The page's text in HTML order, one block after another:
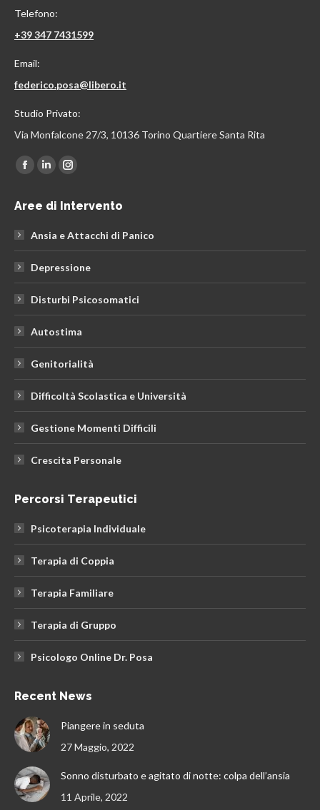
Telefono:
+39 347 7431599
Email:
federico.posa@libero.it
Studio Privato:
Via Monfalcone 27/3, 10136 Torino Quartiere Santa Rita
Find us on:
Facebook
opens
in
window
Linkedin
opens
window
Instagram
opens
window
Aree di Intervento
Ansia e Attacchi di Panico
Depressione
Disturbi Psicosomatici
Autostima
Genitorialità
Difficoltà Scolastica e Università
Gestione Momenti Difficili
Crescita Personale
Percorsi Terapeutici
Psicoterapia Individuale
Terapia di Coppia
Terapia Familiare
Terapia di Gruppo
Psicologo Online Dr. Posa
Recent News
Piangere in seduta
27 Maggio, 2022
Sonno disturbato e agitato di notte: colpa dell’ansia
11 Aprile, 2022